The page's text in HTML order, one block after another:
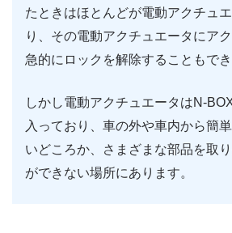
たときはほとんどが電動アクチュ
り、その電動アクチュエータにア
急的にロックを解除することもでき
しかし電動アクチュエータはN-
入っており、車の外や車内から簡
いどころか、さまざまな部品を取
ができない場所にあります。